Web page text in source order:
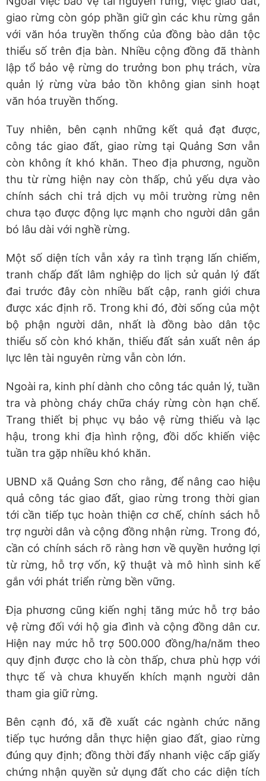
giao rừng còn góp phần giữ gìn các khu rừng gắn
với văn hóa truyền thống của đồng bào dân tộc
thiểu số trên địa bàn. Nhiều cộng đồng đã thành
lập tổ bảo vệ rừng do trưởng bon phụ trách, vừa
quản lý rừng vừa bảo tồn không gian sinh hoạt
văn hóa truyền thống.
Tuy nhiên, bên cạnh những kết quả đạt được,
công tác giao đất, giao rừng tại Quảng Sơn vẫn
còn không ít khó khăn. Theo địa phương, nguồn
thu từ rừng hiện nay còn thấp, chủ yếu dựa vào
chính sách chi trả dịch vụ môi trường rừng nên
chưa tạo được động lực mạnh cho người dân gắn
bó lâu dài với nghề rừng.
Một số diện tích vẫn xảy ra tình trạng lấn chiếm,
tranh chấp đất lâm nghiệp do lịch sử quản lý đất
đai trước đây còn nhiều bất cập, ranh giới chưa
được xác định rõ. Trong khi đó, đời sống của một
bộ phận người dân, nhất là đồng bào dân tộc
thiểu số còn khó khăn, thiếu đất sản xuất nên áp
lực lên tài nguyên rừng vẫn còn lớn.
Ngoài ra, kinh phí dành cho công tác quản lý, tuần
tra và phòng cháy chữa cháy rừng còn hạn chế.
Trang thiết bị phục vụ bảo vệ rừng thiếu và lạc
hậu, trong khi địa hình rộng, đồi dốc khiến việc
tuần tra gặp nhiều khó khăn.
UBND xã Quảng Sơn cho rằng, để nâng cao hiệu
quả công tác giao đất, giao rừng trong thời gian
tới cần tiếp tục hoàn thiện cơ chế, chính sách hỗ
trợ người dân và cộng đồng nhận rừng. Trong đó,
cần có chính sách rõ ràng hơn về quyền hưởng lợi
từ rừng, hỗ trợ vốn, kỹ thuật và mô hình sinh kế
gắn với phát triển rừng bền vững.
Địa phương cũng kiến nghị tăng mức hỗ trợ bảo
vệ rừng đối với hộ gia đình và cộng đồng dân cư.
Hiện nay mức hỗ trợ 500.000 đồng/ha/năm theo
quy định được cho là còn thấp, chưa phù hợp với
thực tế và chưa khuyến khích mạnh người dân
tham gia giữ rừng.
Bên cạnh đó, xã đề xuất các ngành chức năng
tiếp tục hướng dẫn thực hiện giao đất, giao rừng
đúng quy định; đồng thời đẩy nhanh việc cấp giấy
chứng nhận quyền sử dụng đất cho các diện tích